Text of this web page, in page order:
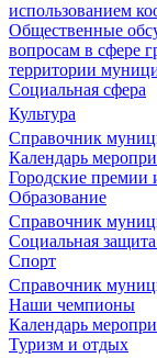
использованием
Общественные
вопросам в сфере
территории
Социальная сфера
Культура
Справочник
Календарь
Городские премии
Образование
Справочник
Социальная защита
Спорт
Справочник
Наши чемпионы
Календарь
Туризм и отдых